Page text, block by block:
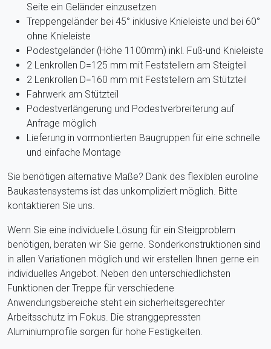
Seite ein Geländer einzusetzen
Treppengeländer bei 45° inklusive Knieleiste und bei 60°
ohne Knieleiste
Podestgeländer (Höhe 1100mm) inkl. Fuß-und Knieleiste
2 Lenkrollen D=125 mm mit Feststellern am Steigteil
2 Lenkrollen D=160 mm mit Feststellern am Stützteil
Fahrwerk am Stützteil
Podestverlängerung und Podestverbreiterung auf
Anfrage möglich
Lieferung in vormontierten Baugruppen für eine schnelle
und einfache Montage
Sie benötigen alternative Maße? Dank des flexiblen euroline
Baukastensystems ist das unkompliziert möglich. Bitte
kontaktieren Sie uns.
Wenn Sie eine individuelle Lösung für ein Steigproblem
benötigen, beraten wir Sie gerne. Sonderkonstruktionen sind
in allen Variationen möglich und wir erstellen Ihnen gerne ein
individuelles Angebot. Neben den unterschiedlichsten
Funktionen der Treppe für verschiedene
Anwendungsbereiche steht ein sicherheitsgerechter
Arbeitsschutz im Fokus. Die stranggepressten
Aluminiumprofile sorgen für hohe Festigkeiten.